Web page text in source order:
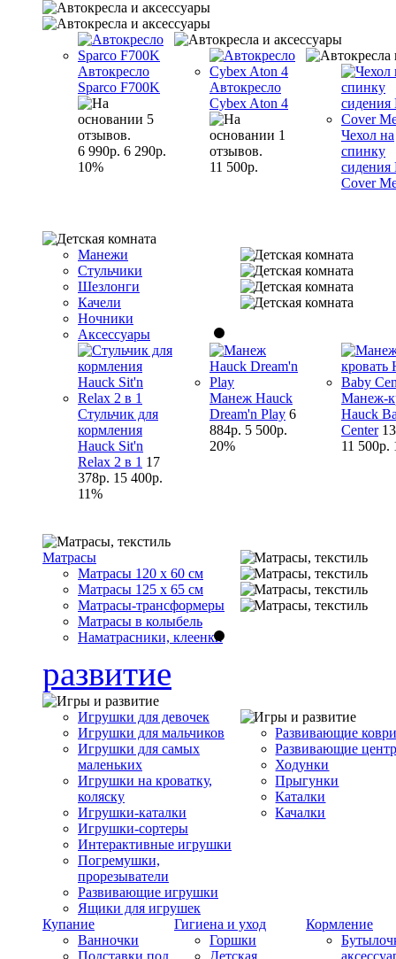
Автокресло
Sparco F700K
6 990р. 6 290р.
10%
Автокресло
Cybex Aton 4
11 500р.
Чехол на
спинку
сидения
Cover
Манежи
Стульчики
Шезлонги
Качели
Ночники
Аксессуары
Стульчик для
кормления
Hauck Sit'n
Relax 2 в 1 17
378р. 15 400р.
11%
Манеж Hauck
Dream'n Play 6
884р. 5 500р.
20%
Манеж-
Hauck
Center
11 500р.
Матрасы
Матрасы 120 x 60 см
Матрасы 125 x 65 см
Матрасы-трансформеры
Матрасы в колыбель
Наматрасники, клеенки
развитие
Игрушки для девочек
Игрушки для мальчиков
Игрушки для самых
маленьких
Игрушки на кроватку,
коляску
Игрушки-каталки
Игрушки-сортеры
Интерактивные игрушки
Погремушки,
прорезыватели
Развивающие игрушки
Ящики для игрушек
Развивающие
Развивающие
Ходунки
Прыгунки
Каталки
Качалки
Купание
Ванночки
Подставки под
Гигиена и уход
Горшки
Детская
Кормление